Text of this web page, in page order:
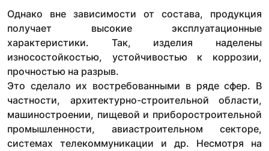
Однако вне зависимости от состава, продукция
получает высокие эксплуатационные
характеристики. Так, изделия наделены
износостойкостью, устойчивостью к коррозии,
прочностью на разрыв.
Это сделало их востребованными в ряде сфер. В
частности, архитектурно-строительной области,
машиностроении, пищевой и приборостроительной
промышленности, авиастроительном секторе,
системах телекоммуникации и др. Несмотря на